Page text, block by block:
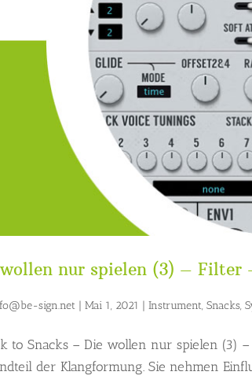
nur spielen (3) – Filter
sign.net |Mai 1, 2021 |Instrument,Snacks,
to Snacks – Die wollen nur spielen (3)
der Klangformung. Sie nehmen